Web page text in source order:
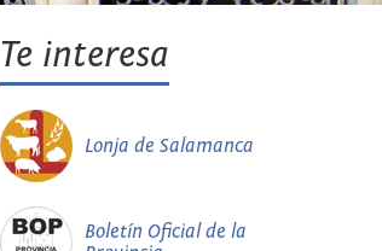
Te interesa
Lonja de Salamanca
Boletín Oficial de la